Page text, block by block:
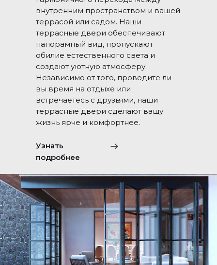
Узнать
подробнее
внутренним пространством и вашей
террасой или садом. Наши
террасные двери обеспечивают
панорамный вид, пропускают
обилие естественного света и
создают уютную атмосферу.
Независимо от того, проводите ли
вы время на отдыхе или
встречаетесь с друзьями, наши
террасные двери сделают вашу
жизнь ярче и комфортнее.